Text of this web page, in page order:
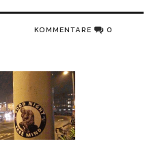
KOMMENTARE 0